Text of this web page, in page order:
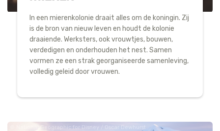
In een mierenkolonie draait alles om de koningin. Zij
is de bron van nieuw leven en houdt de kolonie
draaiende. Werksters, ook vrouwtjes, bouwen,
verdedigen en onderhouden het nest. Samen
vormen ze een strak georganiseerde samenleving,
volledig geleid door vrouwen.
National Geographic for Disney / Oscar Dewhurst